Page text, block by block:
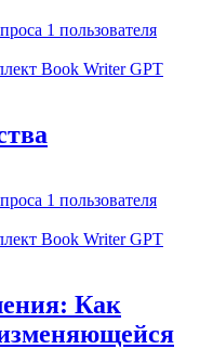
1 пользователя
Book Writer GPT
1 пользователя
Book Writer GPT
Как